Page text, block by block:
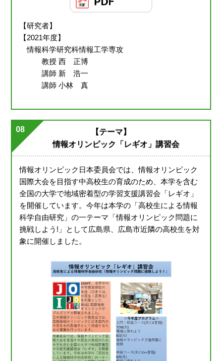
【研究者】
【2021年度】
情報科学研究科情報工学専攻
教授 西 正博
講師 新 浩一
講師 小林 真
08
【テーマ】
情報オリンピック「レギオ」講習会
情報オリンピック日本委員会では、情報オリンピック
国際大会を目指す中高校生の育成のため、本学を含む
全国の大学で地域密着型の学習支援講習会「レギオ」
を開催しています。今年は本学の「高校生による情報
科学自由研究」の一テーマ「情報オリンピック問題に
挑戦しよう!」として広島県、広島市近隣の高校生を対
象に開催しました。